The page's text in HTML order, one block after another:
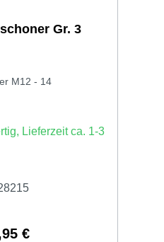
Gr. 3
M12 - 14
Lieferzeit ca. 1-3
Preis:
€